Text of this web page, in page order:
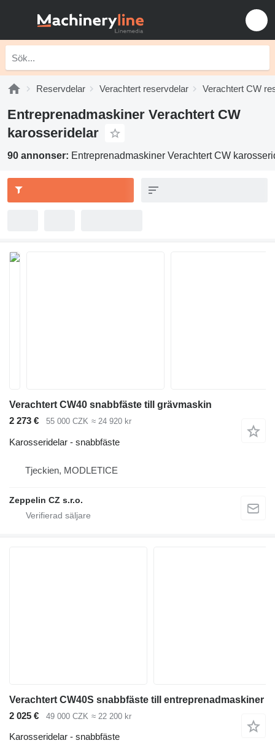
Reservdelar Verachtert reservdelar Verachtert CW
Entreprenadmaskiner Verachtert CW
karosseridelar
90 annonser: Entreprenadmaskiner Verachtert CW
Verachtert CW40 snabbfäste till grävmaskin
2 273 €
55 000 CZK ≈ 24 920 kr
Karosseridelar - snabbfäste
Tjeckien, MODLETICE
Zeppelin CZ s.r.o.
Verachtert CW40S snabbfäste till entreprenadmaskiner
2 025 €
49 000 CZK ≈ 22 200 kr
Karosseridelar - snabbfäste